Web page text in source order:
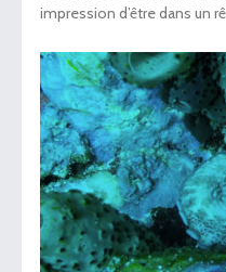
impression d’être dans un